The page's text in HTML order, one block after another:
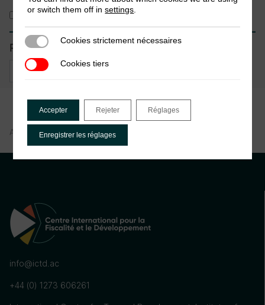
Résumé de recherche
Pays
Pays filtre
Aucun résultat
info@ictd.ac
+44 (0) 1273 606261
or switch them off insettings
Cookies strictement nécessaires
Cookies strictement nécessaires
Cookies tiersCookies tiers
Accepter Rejeter Réglages
Enregistrer les réglages